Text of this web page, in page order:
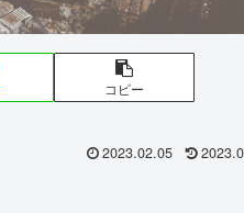
コピー
2023.02.05